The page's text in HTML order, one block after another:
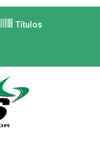
Títulos